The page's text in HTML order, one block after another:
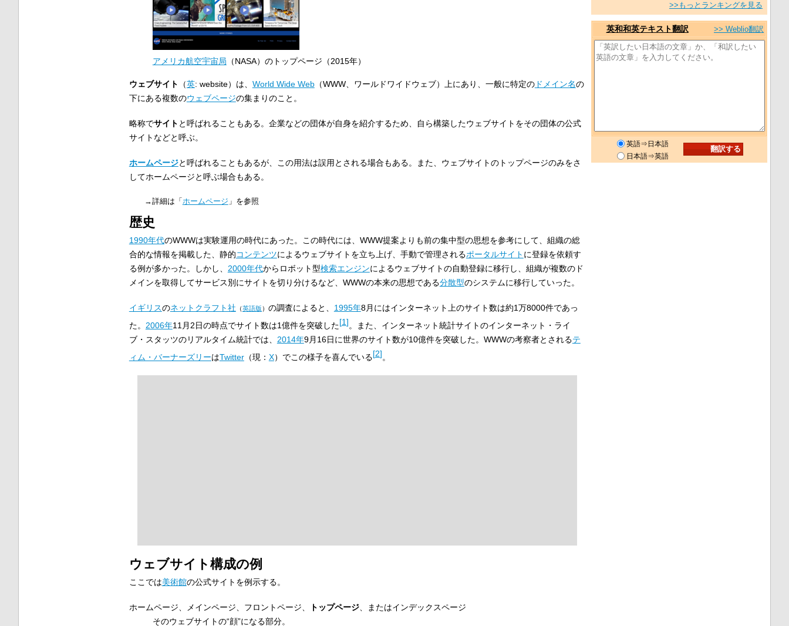
アメリカ航空宇宙局 （NASA）のトップページ（2015年）
ウェブサイト （英: website）は、 World Wide Web（WWW、ワールドワイドウェブ）上にあり、一般に特定のドメイン名の
下にある複数のウェブページの集まりのこと。
略称でサイト と呼ばれることもある。企業などの団体が自身を紹介するため、自ら構築したウェブサイトをその団体の公式
サイトなどと呼ぶ。
ホームページと呼ばれることもあるが、この用法は誤用とされる場合もある。また、ウェブサイトのトップページのみをさ
してホームページと呼ぶ場合もある。
→詳細は「 ホームページ 」を参照
歴史
1990年代のWWWは実験運用の時代にあった。この時代には、WWW提案よりも前の集中型の思想を参考にして、組織の総
合的な情報を掲載した、静的コンテンツによるウェブサイトを立ち上げ、手動で管理されるポータルサイト に登録を依頼す
る例が多かった。しかし、 2000年代からロボット型検索エンジンによるウェブサイトの自動登録に移行し、組織が複数のド
メインを取得してサービス別にサイトを切り分けるなど、WWWの本来の思想である分散型のシステムに移行していった。
イギリスのネットクラフト社 （英語版） の調査によると、 1995年8月にはインターネット上のサイト数は約1万8000件であっ
た。 2006年11月2日の時点でサイト数は1億件を突破した[1]。また、インターネット統計サイトのインターネット・ライ
ブ・スタッツのリアルタイム統計では、 2014年9月16日に世界のサイト数が10億件を突破した。WWWの考察者とされるテ
ィム・バーナーズリーはTwitter（現： X）でこの様子を喜んでいる[2]。
ウェブサイト構成の例
ここでは美術館の公式サイトを例示する。
ホームページ、メインページ、フロントページ、 トップページ、またはインデックスページ
そのウェブサイトの“顔”になる部分。
>>もっとランキングを見る
英和和英テキスト翻訳 >> Weblio翻訳
英語⇒日本語
日本語⇒英語